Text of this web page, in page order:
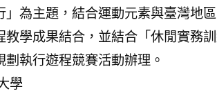
為主題，結合運動元素與臺灣地
教學成果結合，並結合「休閒實務
執行遊程競賽活動辦理。
學